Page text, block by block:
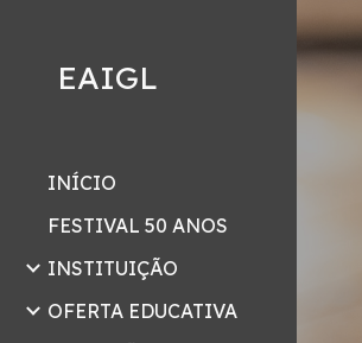
EAIGL
INÍCIO
FESTIVAL 50 ANOS
INSTITUIÇÃO
OFERTA EDUCATIVA